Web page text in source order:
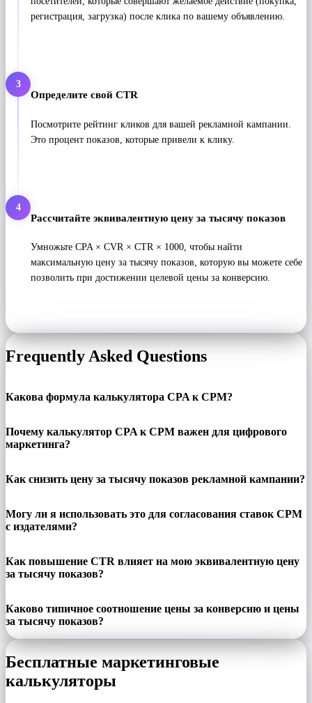
регистрация, загрузка) после клика по вашему объявлению.
3
Определите свой CTR
Посмотрите рейтинг кликов для вашей рекламной кампании.
Это процент показов, которые привели к клику.
4
Рассчитайте эквивалентную цену за тысячу показов
Умножьте CPA × CVR × CTR × 1000, чтобы найти
максимальную цену за тысячу показов, которую вы можете себе
позволить при достижении целевой цены за конверсию.
Frequently Asked Questions
Какова формула калькулятора CPA к CPM?
Почему калькулятор CPA к CPM важен для цифрового
маркетинга?
Как снизить цену за тысячу показов рекламной кампании?
Могу ли я использовать это для согласования ставок CPM
с издателями?
Как повышение CTR влияет на мою эквивалентную цену
за тысячу показов?
Каково типичное соотношение цены за конверсию и цены
за тысячу показов?
Бесплатные маркетинговые
калькуляторы